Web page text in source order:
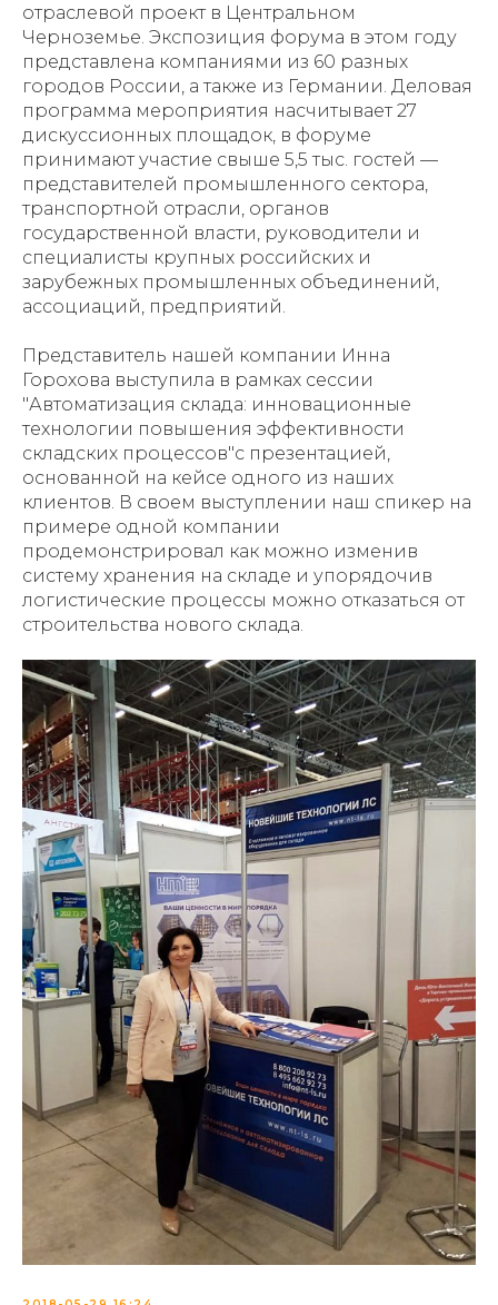
отраслевой проект в Центральном
Черноземье. Экспозиция форума в этом году
представлена компаниями из 60 разных
городов России, а также из Германии. Деловая
программа мероприятия насчитывает 27
дискуссионных площадок, в форуме
принимают участие свыше 5,5 тыс. гостей —
представителей промышленного сектора,
транспортной отрасли, органов
государственной власти, руководители и
специалисты крупных российских и
зарубежных промышленных объединений,
ассоциаций, предприятий.
Представитель нашей компании Инна
Горохова выступила в рамках сессии
"Автоматизация склада: инновационные
технологии повышения эффективности
складских процессов"с презентацией,
основанной на кейсе одного из наших
клиентов. В своем выступлении наш спикер на
примере одной компании
продемонстрировал как можно изменив
систему хранения на складе и упорядочив
логистические процессы можно отказаться от
строительства нового склада.